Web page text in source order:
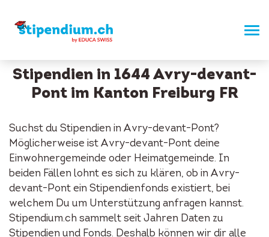
Stipendien in 1644 Avry-devant-
Pont im Kanton Freiburg FR
Suchst du Stipendien in Avry-devant-Pont?
Möglicherweise ist Avry-devant-Pont deine
Einwohnergemeinde oder Heimatgemeinde. In
beiden Fällen lohnt es sich zu klären, ob in Avry-
devant-Pont ein Stipendienfonds existiert, bei
welchem Du um Unterstützung anfragen kannst.
Stipendium.ch sammelt seit Jahren Daten zu
Stipendien und Fonds. Deshalb können wir dir alle